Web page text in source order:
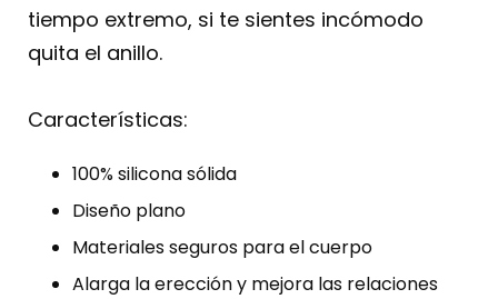
tiempo extremo, si te sientes incómodo
quita el anillo.
Características:
100% silicona sólida
Diseño plano
Materiales seguros para el cuerpo
Alarga la erección y mejora las relaciones